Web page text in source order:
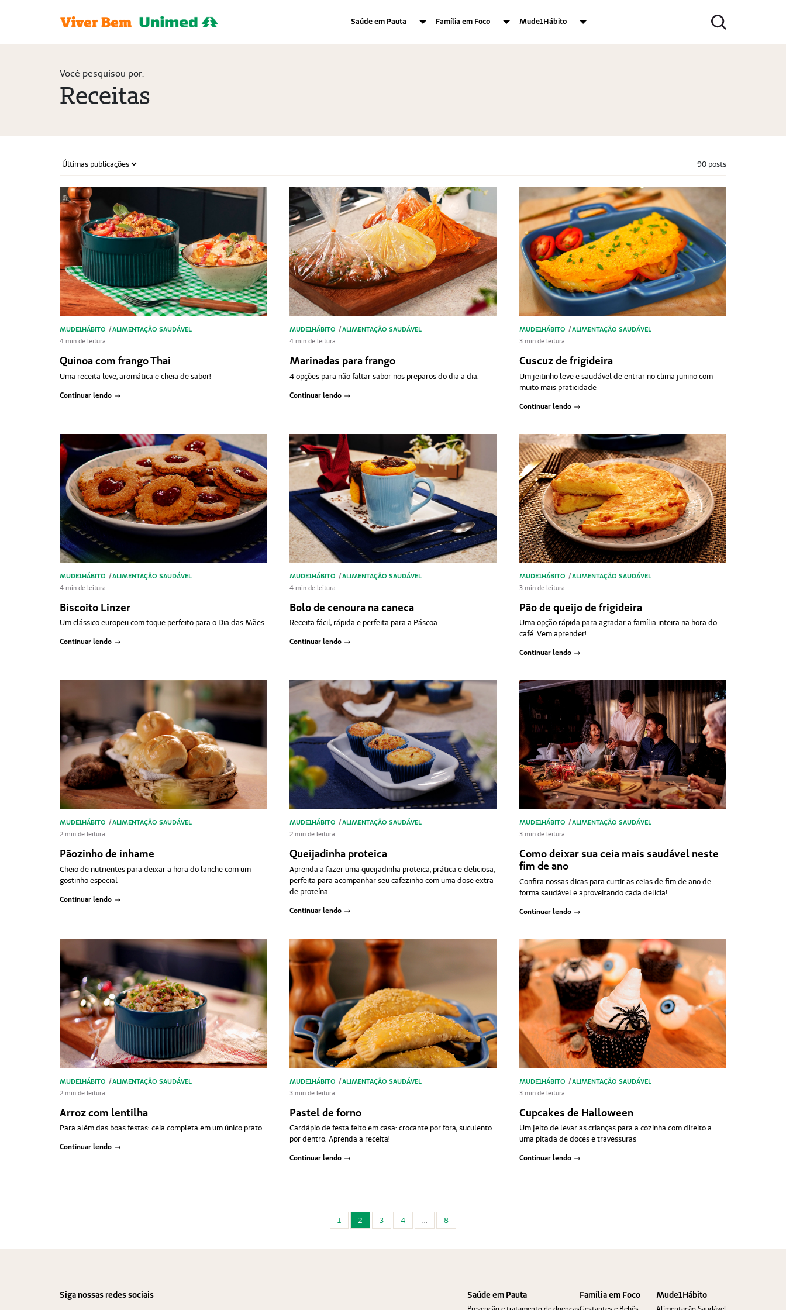
Saúde em Pauta Família em Foco Mude1Hábito
Você pesquisou por:
Receitas
90 posts
MUDE1HÁBITO /ALIMENTAÇÃO SAUDÁVEL
4 min de leitura
Quinoa com frango Thai
Uma receita leve, aromática e cheia de sabor!
Continuar lendo
MUDE1HÁBITO /ALIMENTAÇÃO SAUDÁVEL
4 min de leitura
Marinadas para frango
4 opções para não faltar sabor nos preparos do dia a dia.
Continuar lendo
MUDE1HÁBITO /ALIMENTAÇÃO SAUDÁVEL
3 min de leitura
Cuscuz de frigideira
Um jeitinho leve e saudável de entrar no clima junino com
muito mais praticidade
Continuar lendo
MUDE1HÁBITO /ALIMENTAÇÃO SAUDÁVEL
4 min de leitura
Biscoito Linzer
Um clássico europeu com toque perfeito para o Dia das Mães.
Continuar lendo
MUDE1HÁBITO /ALIMENTAÇÃO SAUDÁVEL
4 min de leitura
Bolo de cenoura na caneca
Receita fácil, rápida e perfeita para a Páscoa
Continuar lendo
MUDE1HÁBITO /ALIMENTAÇÃO SAUDÁVEL
3 min de leitura
Pão de queijo de frigideira
Uma opção rápida para agradar a família inteira na hora do
café. Vem aprender!
Continuar lendo
MUDE1HÁBITO /ALIMENTAÇÃO SAUDÁVEL
2 min de leitura
Pãozinho de inhame
Cheio de nutrientes para deixar a hora do lanche com um
gostinho especial
Continuar lendo
MUDE1HÁBITO /ALIMENTAÇÃO SAUDÁVEL
2 min de leitura
Queijadinha proteica
Aprenda a fazer uma queijadinha proteica, prática e deliciosa,
perfeita para acompanhar seu cafezinho com uma dose extra
de proteína.
Continuar lendo
MUDE1HÁBITO /ALIMENTAÇÃO SAUDÁVEL
3 min de leitura
Como deixar sua ceia mais saudável neste
fim de ano
Confira nossas dicas para curtir as ceias de fim de ano de
forma saudável e aproveitando cada delícia!
Continuar lendo
MUDE1HÁBITO /ALIMENTAÇÃO SAUDÁVEL
2 min de leitura
Arroz com lentilha
Para além das boas festas: ceia completa em um único prato.
Continuar lendo
MUDE1HÁBITO /ALIMENTAÇÃO SAUDÁVEL
3 min de leitura
Pastel de forno
Cardápio de festa feito em casa: crocante por fora, suculento
por dentro. Aprenda a receita!
Continuar lendo
MUDE1HÁBITO /ALIMENTAÇÃO SAUDÁVEL
3 min de leitura
Cupcakes de Halloween
Um jeito de levar as crianças para a cozinha com direito a
uma pitada de doces e travessuras
Continuar lendo
1 2 3 4 … 8
Siga nossas redes sociais Saúde em Pauta Família em Foco Mude1Hábito